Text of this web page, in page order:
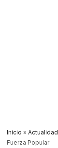
Inicio » Actualidad
Fuerza Popular